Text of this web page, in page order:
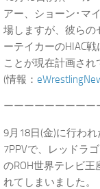
アー、ショーン･マ
場しますが、彼らの
ーテイカーのHIAC
ことが現在計画され
(情報：
ーーーーーーーーー
9月18日(金)に行わ
7PPVで、レッドラ
のROH世界テレビ
れてしまいました。